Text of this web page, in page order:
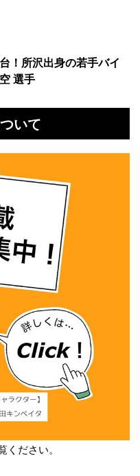
！所沢出身の若手バイ
選手
いて
ださい。